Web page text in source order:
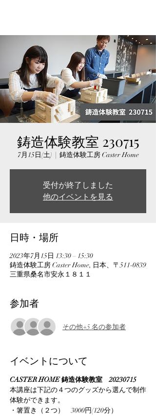
鋳造体験教室 230715
7月15日(土)
  |
鋳造体験工房 Caster Home
受付が終了しました
他のイベントを見る
日時・場所
2023年7月15日 13:30 – 15:30
鋳造体験工房 Caster Home, 日本、〒511-0839
三重県桑名市安永１８１１
参加者
その他+5 名の参加者
イベントについて
CASTER HOME 鋳造体験教室　20230715
本講座は下記の４つのグッズから選んで制作
体験ができます。
・箸置き（２つ）　3000円(120分）